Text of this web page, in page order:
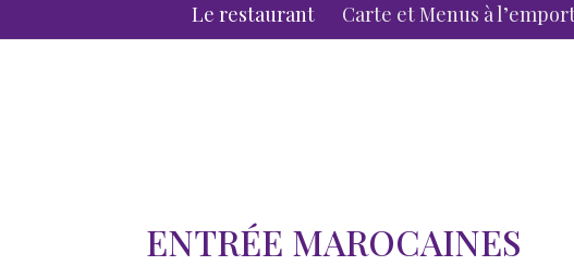
Le restaurant Carte et Menus à
ENTRÉE MAROCAINES